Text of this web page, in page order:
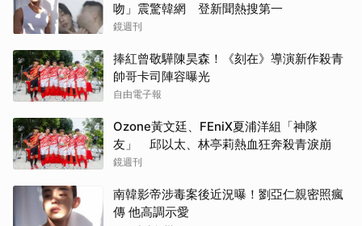
吻」震驚韓網 登新聞熱搜第一
鏡週刊
捧紅曾敬驊陳昊森！《刻在》導演新作殺青
帥哥卡司陣容曝光
自由電子報
Ozone黃文廷、FEniX夏浦洋組「神隊
友」 邱以太、林亭莉熱血狂奔殺青淚崩
鏡週刊
南韓影帝涉毒案後近況曝！劉亞仁親密照瘋
傳 他高調示愛